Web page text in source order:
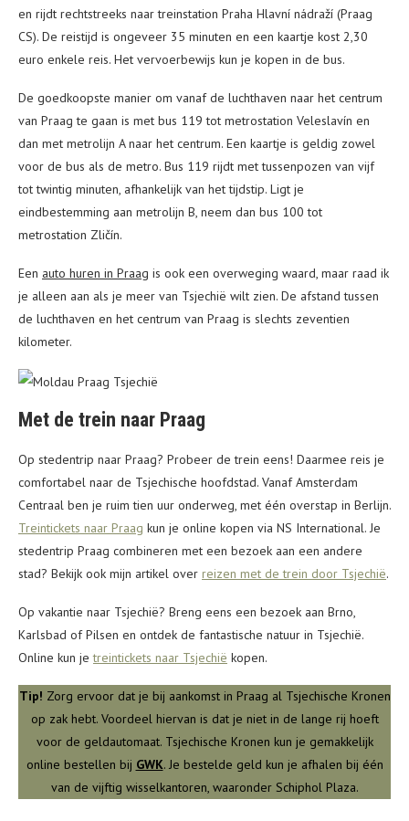
en rijdt rechtstreeks naar treinstation Praha Hlavní nádraží (Praag
CS). De reistijd is ongeveer 35 minuten en een kaartje kost 2,30
euro enkele reis. Het vervoerbewijs kun je kopen in de bus.
De goedkoopste manier om vanaf de luchthaven naar het centrum
van Praag te gaan is met bus 119 tot metrostation Veleslavín en
dan met metrolijn A naar het centrum. Een kaartje is geldig zowel
voor de bus als de metro. Bus 119 rijdt met tussenpozen van vijf
tot twintig minuten, afhankelijk van het tijdstip. Ligt je
eindbestemming aan metrolijn B, neem dan bus 100 tot
metrostation Zličín.
Een auto huren in Praag is ook een overweging waard, maar raad ik
je alleen aan als je meer van Tsjechië wilt zien. De afstand tussen
de luchthaven en het centrum van Praag is slechts zeventien
kilometer.
Met de trein naar Praag
Op stedentrip naar Praag? Probeer de trein eens! Daarmee reis je
comfortabel naar de Tsjechische hoofdstad. Vanaf Amsterdam
Centraal ben je ruim tien uur onderweg, met één overstap in Berlijn.
Treintickets naar Praag kun je online kopen via NS International. Je
stedentrip Praag combineren met een bezoek aan een andere
stad? Bekijk ook mijn artikel over reizen met de trein door Tsjechië.
Op vakantie naar Tsjechië? Breng eens een bezoek aan Brno,
Karlsbad of Pilsen en ontdek de fantastische natuur in Tsjechië.
Online kun jetreintickets naar Tsjechië kopen.
Tip! Zorg ervoor dat je bij aankomst in Praag al Tsjechische Kronen
op zak hebt. Voordeel hiervan is dat je niet in de lange rij hoeft
voor de geldautomaat. Tsjechische Kronen kun je gemakkelijk
online bestellen bij GWK. Je bestelde geld kun je afhalen bij één
van de vijftig wisselkantoren, waaronder Schiphol Plaza.